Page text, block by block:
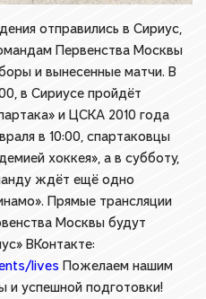
отправились в Сириус,
Первенства Москвы
и вынесенные матчи. В
в Сириусе пройдёт
и ЦСКА 2010 года
в 10:00, спартаковцы
хоккея», а в субботу,
ждёт ещё одно
Прямые трансляции
Москвы будут
ВКонтакте:
lives Пожелаем нашим
и успешной подготовки!